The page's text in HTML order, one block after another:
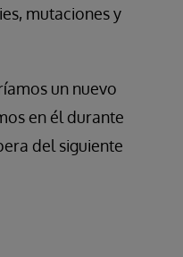
mutaciones y
un nuevo
en él durante
del siguiente